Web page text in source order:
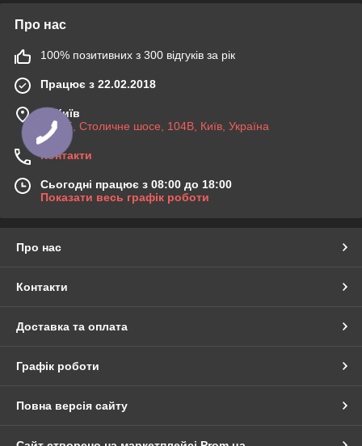
Про нас
100% позитивних з 300 відгуків за рік
Працює з 22.02.2018
м. Київ
03045, Столичне шосе, 104B, Київ, Україна
Контакти
Сьогодні працює з 08:00 до 18:00
Показати весь графік роботи
Про нас
Контакти
Доставка та оплата
Графік роботи
Повна версія сайту